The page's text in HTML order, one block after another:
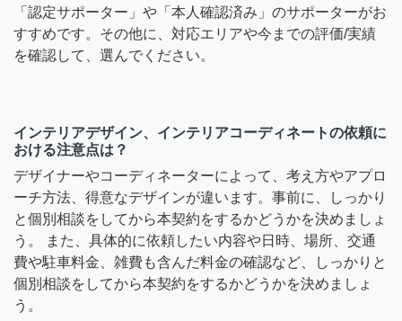
「認定サポーター」や「本人確認済み」のサポーターがお
すすめです。その他に、対応エリアや今までの評価/実績
を確認して、選んでください。
インテリアデザイン、インテリアコーディネートの依頼に
おける注意点は？
デザイナーやコーディネーターによって、考え方やアプロ
ーチ方法、得意なデザインが違います。事前に、しっかり
と個別相談をしてから本契約をするかどうかを決めましょ
う。 また、具体的に依頼したい内容や日時、場所、交通
費や駐車料金、雑費も含んだ料金の確認など、しっかりと
個別相談をしてから本契約をするかどうかを決めましょ
う。